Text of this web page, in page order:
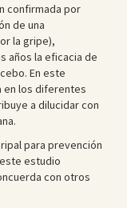
confirmada por
de una
la gripe),
años la eficacia de
En este
en los diferentes
a dilucidar con
para prevención
estudio
con otros